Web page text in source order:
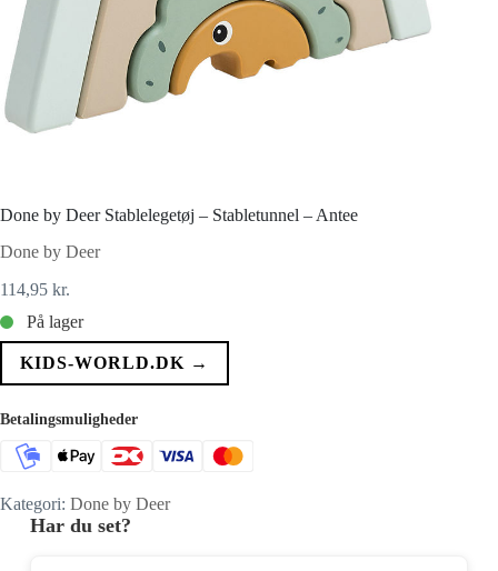
Done by Deer Stablelegetøj – Stabletunnel – Antee
Done by Deer
114,95 kr.
På lager
KIDS-WORLD.DK →
Betalingsmuligheder
Kategori: Done by Deer
Har du set?